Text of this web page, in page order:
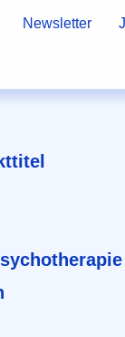
Newsletter